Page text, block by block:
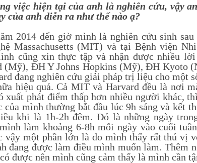
việc hiện tại của anh là nghiên cứu, vậy
của anh diễn ra như thế nào ạ?
2014 đến giờ mình là nghiên cứu sinh
Massachusetts (MIT) và tại Bệnh viện
cũng xin thực tập và nhận được nhiều
(Mỹ), ĐH Y Johns Hopkins (Mỹ), ĐH Kyoto
đang nghiên cứu giải pháp trị liệu cho một
hiệu quả. Cả MIT và Harvard đều là nơi
xuất phát điểm thấp hơn nhiều người khác,
của mình thường bắt đầu lúc 9h sáng và kết
khi là 1h-2h đêm. Đó là những ngày
làm khoảng 6-8h mỗi ngày vào cuối
vậy một phần lớn là do mình thấy rất thú vị
đang được làm điều mình muốn làm. Thêm
được nên mình cũng cảm thấy là mình cần